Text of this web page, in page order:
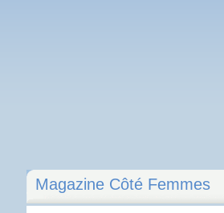
Magazine Côté Femmes